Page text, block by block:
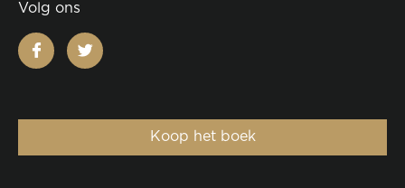
Volg ons
facebooktwitter
Koop het boek